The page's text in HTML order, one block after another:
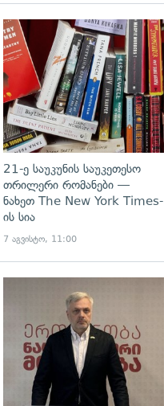
გადახედვა
21-ე საუკუნის საუკეთესო
თრილერი რომანები —
ნახეთ The New York Times-
ის სია
7 აგვისტო, 11:00